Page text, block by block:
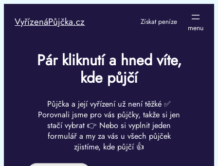
obsah
VyřízenáPůjčka.cz Získat peníze
Pár kliknutí a hned víte,
kde půjčí
Půjčka a její vyřízení už není těžké ✅
Porovnali jsme pro vás půjčky, takže si jen
stačí vybrat 👉 Nebo si vyplnit jeden
formulář a my za vás u všech půjček
zjistíme, kde půjčí 👍